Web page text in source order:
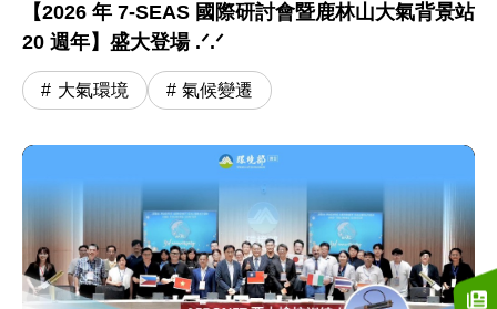
【2026 年 7-SEAS 國際研討會暨鹿林山大氣背景站
20 週年】盛大登場 .ᐟ.ᐟ
大氣環境 氣候變遷